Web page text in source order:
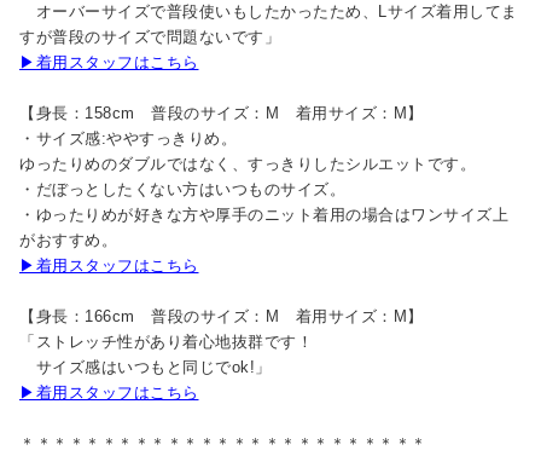
オーバーサイズで普段使いもしたかったため、Lサイズ着用してま
すが普段のサイズで問題ないです」
▶着用スタッフはこちら
【身長：158cm 普段のサイズ：M 着用サイズ：M】
・サイズ感:ややすっきりめ。
ゆったりめのダブルではなく、すっきりしたシルエットです。
・だぼっとしたくない方はいつものサイズ。
・ゆったりめが好きな方や厚手のニット着用の場合はワンサイズ上
がおすすめ。
▶着用スタッフはこちら
【身長：166cm 普段のサイズ：M 着用サイズ：M】
「ストレッチ性があり着心地抜群です！
サイズ感はいつもと同じでok!」
▶着用スタッフはこちら
＊＊＊＊＊＊＊＊＊＊＊＊＊＊＊＊＊＊＊＊＊＊＊＊＊